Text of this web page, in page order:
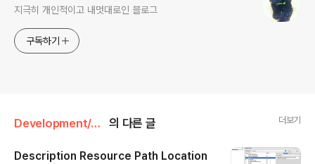
지극히 개인적이고 내멋대로인 블로그
구독하기
Development/Java 의 다른 글 더보기
Description Resource Path Location